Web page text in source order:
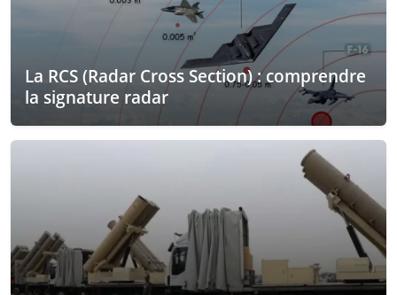
La RCS (Radar Cross Section) : comprendre
la signature radar